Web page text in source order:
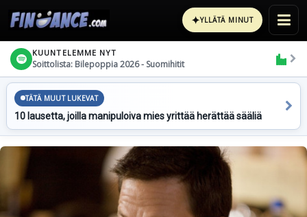
✦YLLÄTÄ MINUT
KUUNTELEMME NYT
Soittolista: Bilepoppia 2026 - Suomihitit
TÄTÄ MUUT LUKEVAT
10 lausetta, joilla manipuloiva mies yrittää herättää sääliä